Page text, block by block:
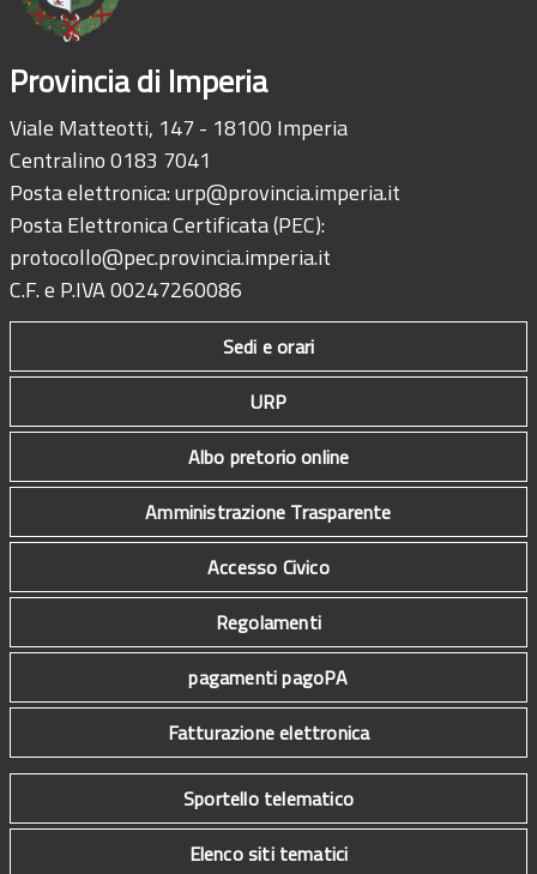
Provincia di Imperia
Viale Matteotti, 147 - 18100 Imperia
Centralino 0183 7041
Posta elettronica:urp@provincia.imperia.it
Posta Elettronica Certificata (PEC):
protocollo@pec.provincia.imperia.it
C.F. e P.IVA 00247260086
Sedi e orari
URP
Albo pretorio online
Amministrazione Trasparente
Accesso Civico
Regolamenti
pagamenti pagoPA
Fatturazione elettronica
Sportello telematico
Elenco siti tematici